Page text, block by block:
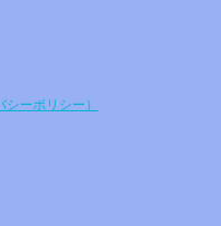
ーポリシー）